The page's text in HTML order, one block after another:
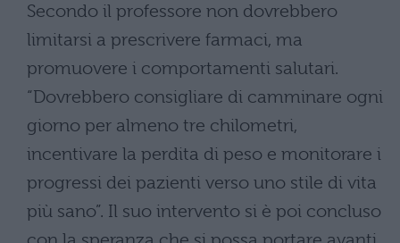
Secondo il professore non dovrebbero
limitarsi a prescrivere farmaci, ma
promuovere i comportamenti salutari.
“Dovrebbero consigliare di camminare ogni
giorno per almeno tre chilometri,
incentivare la perdita di peso e monitorare i
progressi dei pazienti verso uno stile di vita
più sano”. Il suo intervento si è poi concluso